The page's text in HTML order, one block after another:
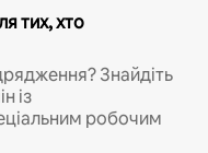
тих, хто
Знайдіть
із
робочим